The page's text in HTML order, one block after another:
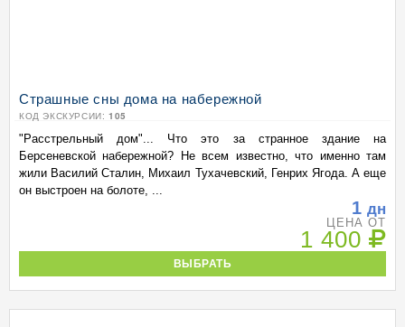
Страшные сны дома на набережной
КОД ЭКСКУРСИИ: 105
"Расстрельный дом"... Что это за странное здание на
Берсеневской набережной? Не всем известно, что именно там
жили Василий Сталин, Михаил Тухачевский, Генрих Ягода. А еще
он выстроен на болоте, ...
1 дн
ЦЕНА ОТ
1 400
ВЫБРАТЬ